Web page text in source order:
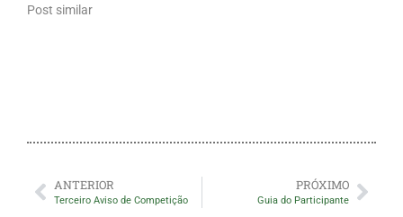
Post similar
ANTERIOR
Terceiro Aviso de Competição
PRÓXIMO
Guia do Participante